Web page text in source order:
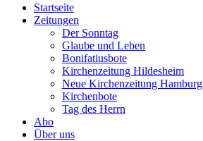
Startseite
Zeitungen
Der Sonntag
Glaube und Leben
Bonifatiusbote
Kirchenzeitung Hildesheim
Neue Kirchenzeitung Hamburg
Kirchenbote
Tag des Herrn
Abo
Über uns